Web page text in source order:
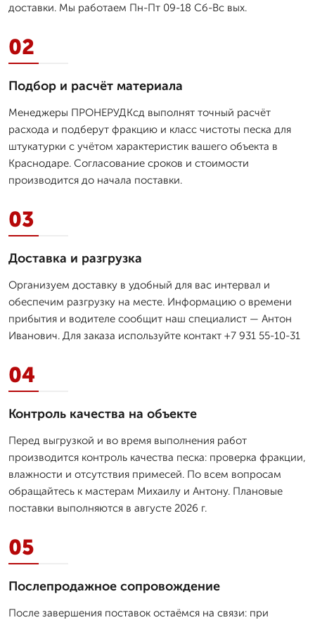
доставки. Мы работаем Пн-Пт 09-18 Сб-Вс вых.
02
Подбор и расчёт материала
Менеджеры ПРОНЕРУДКсд выполнят точный расчёт
расхода и подберут фракцию и класс чистоты песка для
штукатурки с учётом характеристик вашего объекта в
Краснодаре. Согласование сроков и стоимости
производится до начала поставки.
03
Доставка и разгрузка
Организуем доставку в удобный для вас интервал и
обеспечим разгрузку на месте. Информацию о времени
прибытия и водителе сообщит наш специалист — Антон
Иванович. Для заказа используйте контакт +7 931 55-10-31
04
Контроль качества на объекте
Перед выгрузкой и во время выполнения работ
производится контроль качества песка: проверка фракции,
влажности и отсутствия примесей. По всем вопросам
обращайтесь к мастерам Михаилу и Антону. Плановые
поставки выполняются в августе 2026 г.
05
Послепродажное сопровождение
После завершения поставок остаёмся на связи: при